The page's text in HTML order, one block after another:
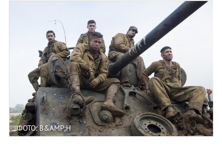
ФОТО: B&AMP;H